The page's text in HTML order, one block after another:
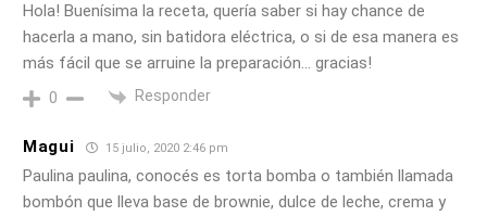
Hola! Buenísima la receta, quería saber si hay chance de
hacerla a mano, sin batidora eléctrica, o si de esa manera es
más fácil que se arruine la preparación… gracias!
0 Responder
Magui 15 julio, 2020 2:46 pm
Paulina paulina, conocés es torta bomba o también llamada
bombón que lleva base de brownie, dulce de leche, crema y